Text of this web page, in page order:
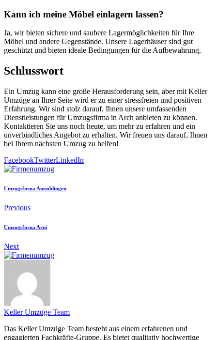
Kann ich meine Möbel einlagern lassen?
Ja, wir bieten sichere und saubere Lagermöglichkeiten für Ihre
Möbel und andere Gegenstände. Unsere Lagerhäuser sind gut
geschützt und bieten ideale Bedingungen für die Aufbewahrung.
Schlusswort
Ein Umzug kann eine große Herausforderung sein, aber mit Keller
Umzüge an Ihrer Seite wird er zu einer stressfreien und positiven
Erfahrung. Wir sind stolz darauf, Ihnen unsere umfassenden
Dienstleistungen für Umzugsfirma in Arch anbieten zu können.
Kontaktieren Sie uns noch heute, um mehr zu erfahren und ein
unverbindliches Angebot zu erhalten. Wir freuen uns darauf, Ihnen
bei Ihrem nächsten Umzug zu helfen!
FacebookTwitterLinkedIn
Umzugsfirma Amsoldingen
Previous
Umzugsfirma Arni
Next
Keller Umzüge Team
Das Keller Umzüge Team besteht aus einem erfahrenen und
engagierten Fachkräfte-Gruppe. Es bietet qualitativ hochwertige